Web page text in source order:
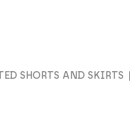
SHORTS AND SKIRTS